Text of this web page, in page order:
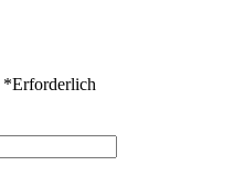
*Erforderlich